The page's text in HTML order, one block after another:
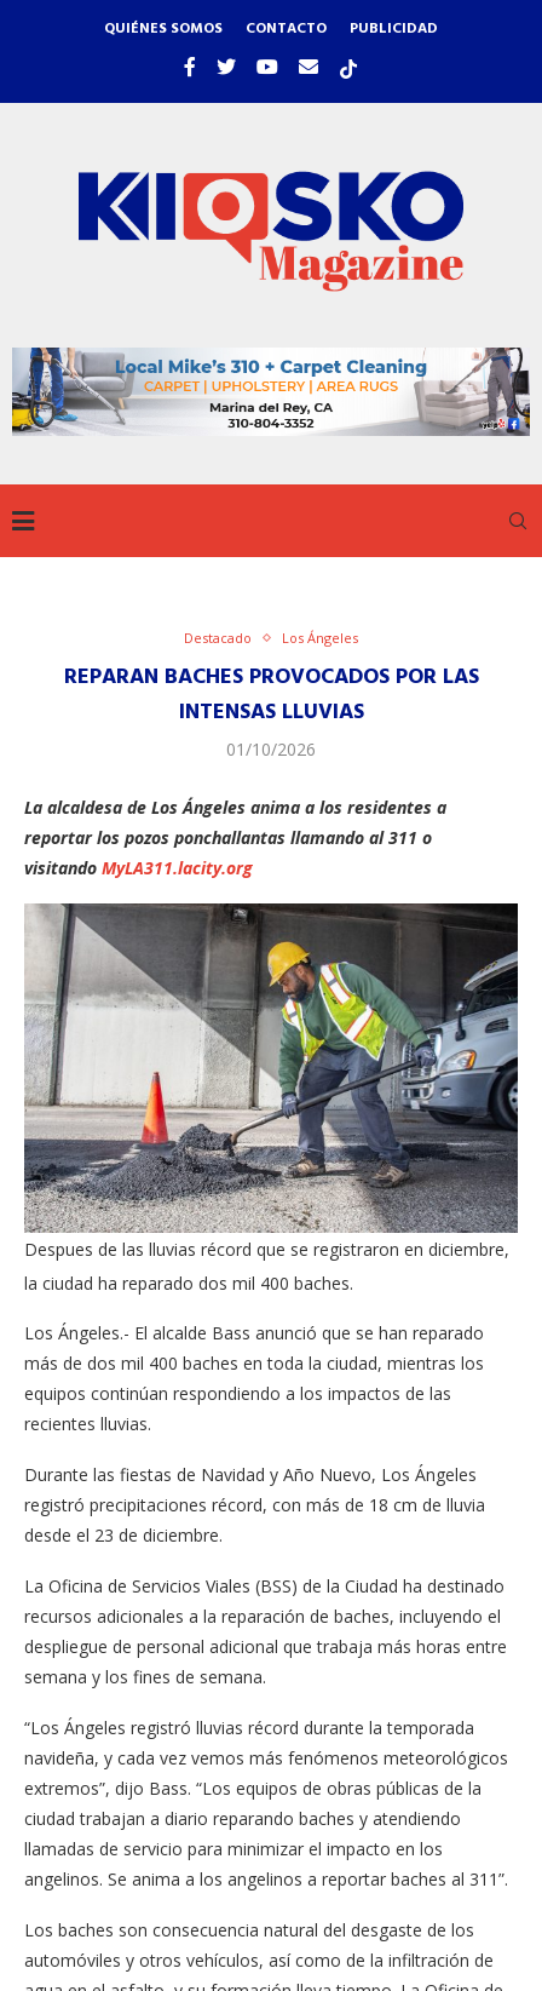
QUIÉNES SOMOS CONTACTO PUBLICIDAD
Destacado Los Ángeles
REPARAN BACHES PROVOCADOS POR LAS
INTENSAS LLUVIAS
01/10/2026
La alcaldesa de Los Ángeles anima a los residentes a
reportar los pozos ponchallantas llamando al 311 o
visitando MyLA311.lacity.org
Despues de las lluvias récord que se registraron en diciembre,
la ciudad ha reparado dos mil 400 baches.
Los Ángeles.- El alcalde Bass anunció que se han reparado
más de dos mil 400 baches en toda la ciudad, mientras los
equipos continúan respondiendo a los impactos de las
recientes lluvias.
Durante las fiestas de Navidad y Año Nuevo, Los Ángeles
registró precipitaciones récord, con más de 18 cm de lluvia
desde el 23 de diciembre.
La Oficina de Servicios Viales (BSS) de la Ciudad ha destinado
recursos adicionales a la reparación de baches, incluyendo el
despliegue de personal adicional que trabaja más horas entre
semana y los fines de semana.
“Los Ángeles registró lluvias récord durante la temporada
navideña, y cada vez vemos más fenómenos meteorológicos
extremos”, dijo Bass. “Los equipos de obras públicas de la
ciudad trabajan a diario reparando baches y atendiendo
llamadas de servicio para minimizar el impacto en los
angelinos. Se anima a los angelinos a reportar baches al 311”.
Los baches son consecuencia natural del desgaste de los
automóviles y otros vehículos, así como de la infiltración de